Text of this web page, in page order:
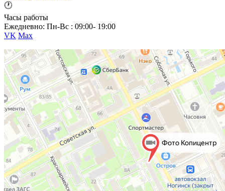
🕐
Часы работы
Ежедневно: Пн-Вс : 09:00- 19:00
VK Max